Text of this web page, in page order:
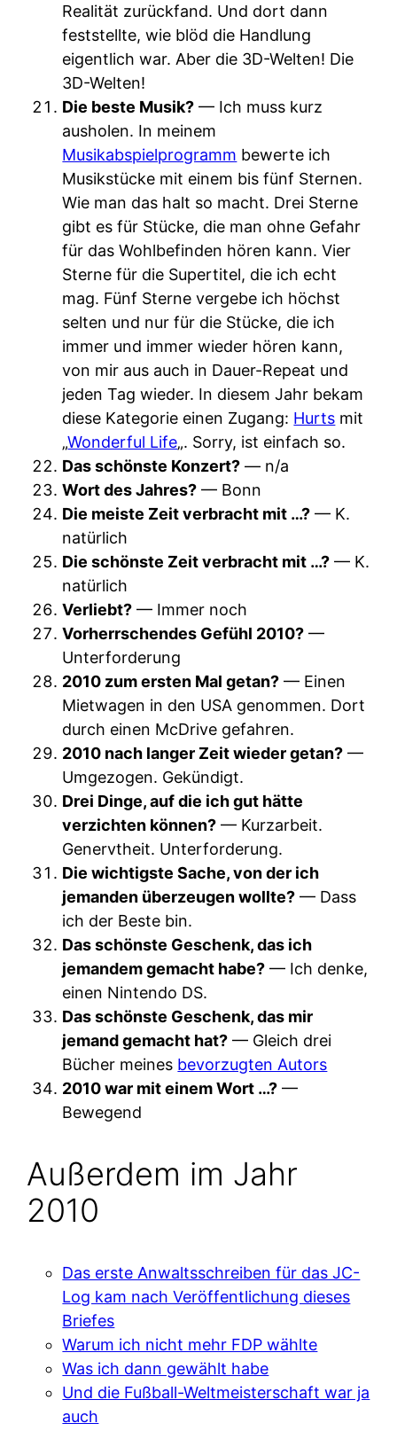
Realität zurückfand. Und dort dann
feststellte, wie blöd die Handlung
eigentlich war. Aber die 3D-Welten! Die
3D-Welten!
Die beste Musik? — Ich muss kurz
ausholen. In meinem
Musikabspielprogramm bewerte ich
Musikstücke mit einem bis fünf Sternen.
Wie man das halt so macht. Drei Sterne
gibt es für Stücke, die man ohne Gefahr
für das Wohlbefinden hören kann. Vier
Sterne für die Supertitel, die ich echt
mag. Fünf Sterne vergebe ich höchst
selten und nur für die Stücke, die ich
immer und immer wieder hören kann,
von mir aus auch in Dauer-Repeat und
jeden Tag wieder. In diesem Jahr bekam
diese Kategorie einen Zugang: Hurts mit
„Wonderful Life„. Sorry, ist einfach so.
Das schönste Konzert? — n/a
Wort des Jahres? — Bonn
Die meiste Zeit verbracht mit …? — K.
natürlich
Die schönste Zeit verbracht mit …? — K.
natürlich
Verliebt? — Immer noch
Vorherrschendes Gefühl 2010? —
Unterforderung
2010 zum ersten Mal getan? — Einen
Mietwagen in den USA genommen. Dort
durch einen McDrive gefahren.
2010 nach langer Zeit wieder getan? —
Umgezogen. Gekündigt.
Drei Dinge, auf die ich gut hätte
verzichten können? — Kurzarbeit.
Genervtheit. Unterforderung.
Die wichtigste Sache, von der ich
jemanden überzeugen wollte? — Dass
ich der Beste bin.
Das schönste Geschenk, das ich
jemandem gemacht habe? — Ich denke,
einen Nintendo DS.
Das schönste Geschenk, das mir
jemand gemacht hat? — Gleich drei
Bücher meines bevorzugten Autors
2010 war mit einem Wort …? —
Bewegend
Außerdem im Jahr
2010
Das erste Anwaltsschreiben für das JC-
Log kam nach Veröffentlichung dieses
Briefes
Warum ich nicht mehr FDP wählte
Was ich dann gewählt habe
Und die Fußball-Weltmeisterschaft war ja
auch